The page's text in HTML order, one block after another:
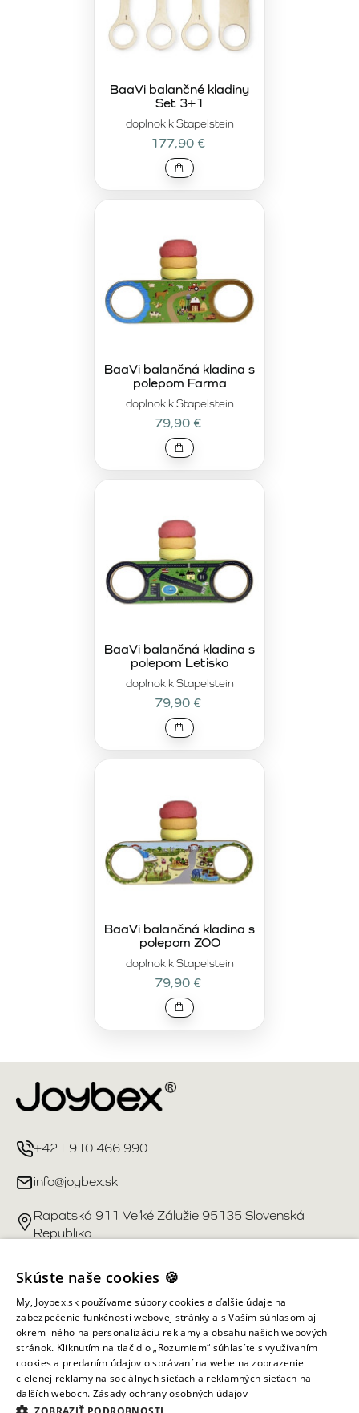
doplnok k Stapelstein
BaaVi balančné kladiny
Set 3+1
177,90 €
doplnok k Stapelstein
BaaVi balančná kladina s
polepom Farma
79,90 €
doplnok k Stapelstein
BaaVi balančná kladina s
polepom Letisko
79,90 €
doplnok k Stapelstein
BaaVi balančná kladina s
polepom ZOO
79,90 €
+421 910 466 990
info@joybex.sk
Rapatská 911 Veľké Zálužie 95135 Slovenská
Republika
Užitočné odkazy
Účet
Informácie obchodu
Všetky práva vyhradené ©
Skúste naše cookies 🍪
My, Joybex.sk používame súbory cookies a ďalšie údaje na
zabezpečenie funkčnosti webovej stránky a s Vaším súhlasom aj
okrem iného na personalizáciu reklamy a obsahu našich webových
stránok. Kliknutím na tlačidlo „Rozumiem“ súhlasíte s využívaním
cookies a predaním údajov o správaní na webe na zobrazenie
cielenej reklamy na sociálnych sieťach a reklamných sieťach na
ďalších weboch. Zásady ochrany osobných údajov